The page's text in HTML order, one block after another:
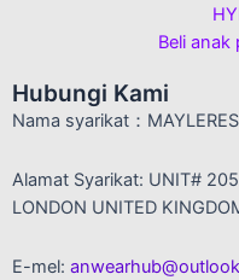
Beli anak
Hubungi Kami
Nama syarikat：
Alamat Syarikat: UNIT#
LONDON UNITED
E-mel: